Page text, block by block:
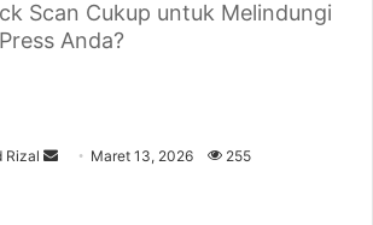
Scan Cukup untuk Melindungi
Anda?
Rizal Maret 13, 2026 255